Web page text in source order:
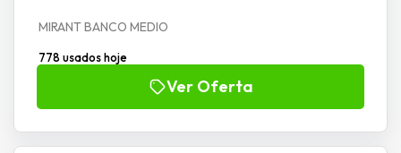
MIRANT BANCO MEDIO
778 usados hoje
Ver Oferta